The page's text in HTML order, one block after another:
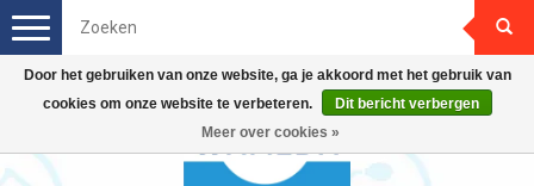
Toggle
Door het gebruiken van onze website, ga je akkoord met het gebruik van
cookies om onze website te verbeteren.
Dit bericht verbergen
Meer over cookies »